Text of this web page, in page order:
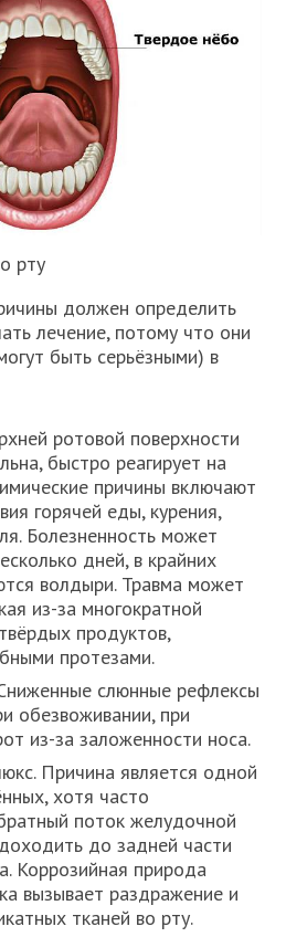
рту
должен определить
лечение, потому что они
быть серьёзными) в
ротовой поверхности
быстро реагирует на
причины включают
горячей еды, курения,
Болезненность может
дней, в крайних
волдыри. Травма может
из-за многократной
продуктов,
протезами.
слюнные рефлексы
обезвоживании, при
из-за заложенности носа.
Причина является одной
хотя часто
поток желудочной
до задней части
Коррозийная природа
вызывает раздражение и
тканей во рту.